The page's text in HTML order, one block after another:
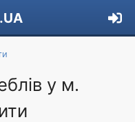
у м.